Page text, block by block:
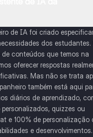
de IA foi criado
dos estudantes.
de conteúdos que temos na
oferecer respostas
Mas não se trata
também está aqui
diários de aprendizado,
quizzes ou
e 100% de personalização
e desenvolvimentos.